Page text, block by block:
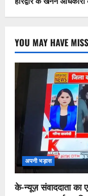
YOU MAY HAVE
अपनी भड़ास
के-न्यूज़ संवाददाता